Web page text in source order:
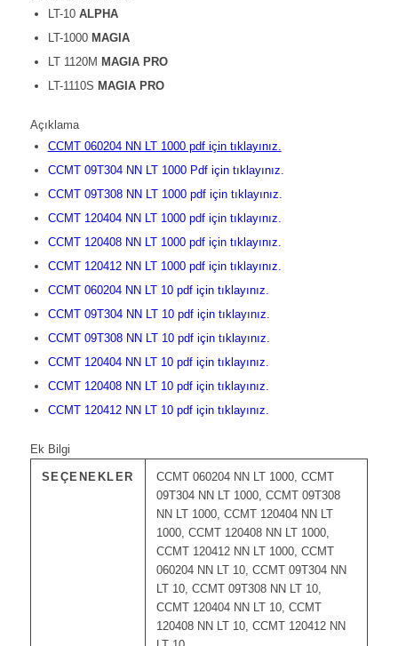
LT-10 ALPHA
LT-1000 MAGIA
LT 1120M MAGIA PRO
LT-1110S MAGIA PRO
Açıklama
CCMT 060204 NN LT 1000 pdf için tıklayınız.
CCMT 09T304 NN LT 1000 Pdf için tıklayınız.
CCMT 09T308 NN LT 1000 pdf için tıklayınız.
CCMT 120404 NN LT 1000 pdf için tıklayınız.
CCMT 120408 NN LT 1000 pdf için tıklayınız.
CCMT 120412 NN LT 1000 pdf için tıklayınız.
CCMT 060204 NN LT 10 pdf için tıklayınız.
CCMT 09T304 NN LT 10 pdf için tıklayınız.
CCMT 09T308 NN LT 10 pdf için tıklayınız.
CCMT 120404 NN LT 10 pdf için tıklayınız.
CCMT 120408 NN LT 10 pdf için tıklayınız.
CCMT 120412 NN LT 10 pdf için tıklayınız.
Ek Bilgi
SEÇENEKLER
CCMT 060204 NN LT 1000, CCMT
09T304 NN LT 1000, CCMT 09T308
NN LT 1000, CCMT 120404 NN LT
1000, CCMT 120408 NN LT 1000,
CCMT 120412 NN LT 1000, CCMT
060204 NN LT 10, CCMT 09T304 NN
LT 10, CCMT 09T308 NN LT 10,
CCMT 120404 NN LT 10, CCMT
120408 NN LT 10, CCMT 120412 NN